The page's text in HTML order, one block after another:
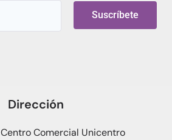
Suscríbete
Dirección
Centro Comercial Unicentro